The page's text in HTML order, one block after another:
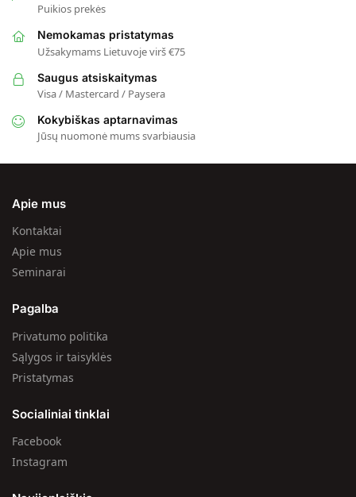
Puikios prekės
Nemokamas pristatymas
Užsakymams Lietuvoje virš €75
Saugus atsiskaitymas
Visa / Mastercard / Paysera
Kokybiškas aptarnavimas
Jūsų nuomonė mums svarbiausia
Apie mus
Kontaktai
Apie mus
Seminarai
Pagalba
Privatumo politika
Sąlygos ir taisyklės
Pristatymas
Socialiniai tinklai
Facebook
Instagram